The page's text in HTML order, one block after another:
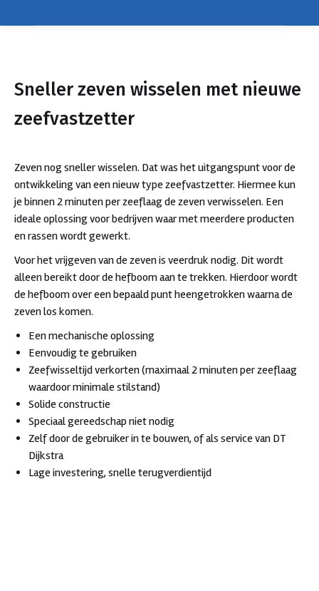
Sneller zeven wisselen met nieuwe
zeefvastzetter
Zeven nog sneller wisselen. Dat was het uitgangspunt voor de
ontwikkeling van een nieuw type zeefvastzetter. Hiermee kun
je binnen 2 minuten per zeeflaag de zeven verwisselen. Een
ideale oplossing voor bedrijven waar met meerdere producten
en rassen wordt gewerkt.
Voor het vrijgeven van de zeven is veerdruk nodig. Dit wordt
alleen bereikt door de hefboom aan te trekken. Hierdoor wordt
de hefboom over een bepaald punt heengetrokken waarna de
zeven los komen.
Een mechanische oplossing
Eenvoudig te gebruiken
Zeefwisseltijd verkorten (maximaal 2 minuten per zeeflaag
waardoor minimale stilstand)
Solide constructie
Speciaal gereedschap niet nodig
Zelf door de gebruiker in te bouwen, of als service van DT
Dijkstra
Lage investering, snelle terugverdientijd